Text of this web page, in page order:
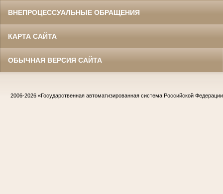
ВНЕПРОЦЕССУАЛЬНЫЕ ОБРАЩЕНИЯ
КАРТА САЙТА
ОБЫЧНАЯ ВЕРСИЯ САЙТА
2006-2026 «Государственная автоматизированная система Российской